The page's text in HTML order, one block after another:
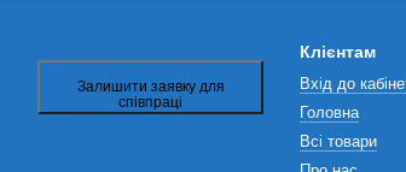
Залишити заявку для
співпраці
Клієнтам
Вхід до
Головна
Всі товари